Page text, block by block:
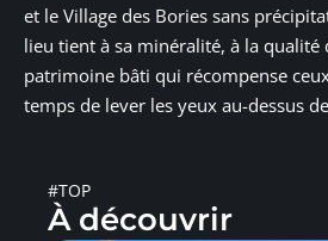
et le Village des Bories sans
lieu tient à sa minéralité, à la qualité
patrimoine bâti qui récompense
temps de lever les yeux au-dessus
#TOP
À découvrir